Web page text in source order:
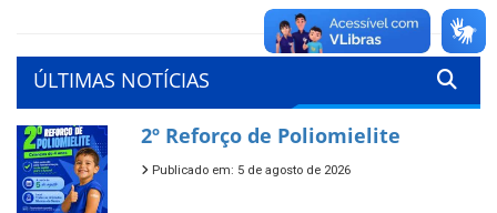
ÚLTIMAS NOTÍCIAS
2º Reforço de Poliomielite
Publicado em: 5 de agosto de 2026